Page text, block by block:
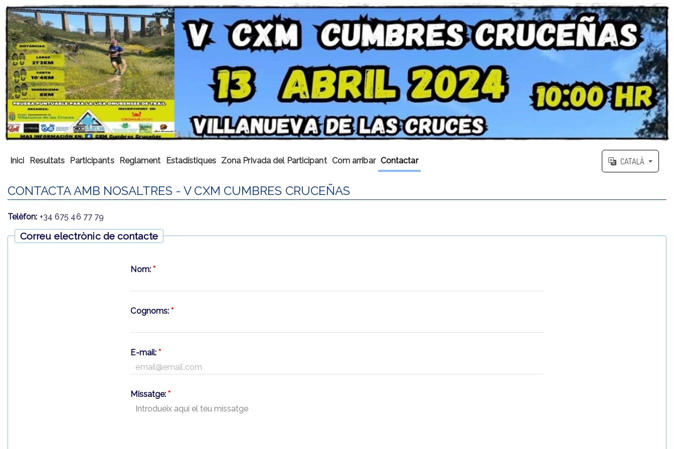
Inici Resultats Participants Reglament Estadístiques Zona Privada del Participant Com arribar Contactar CATALÀ
CONTACTA AMB NOSALTRES - V CXM CUMBRES CRUCEÑAS
Telèfon: +34 675 46 77 79
Correu electrònic de contacte
Nom: *
Cognoms:*
E-mail:*
Missatge:*